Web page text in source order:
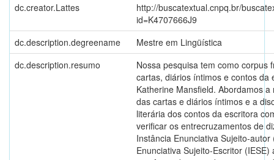
dc.creator.Lattes
http://buscatextual.cnpq.br/
id=K4707666J9
dc.description.degreename
Mestre em Lingüística
dc.description.resumo
Nossa pesquisa tem como corpus
cartas, diários íntimos e contos da
Katherine Mansfield. Abordamos
das cartas e diários íntimos e a
literária dos contos da escritora
verificar os entrecruzamentos de
Instância Enunciativa Sujeito-
Enunciativa Sujeito-Escritor (IESE)